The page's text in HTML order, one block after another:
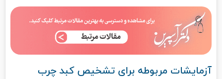
آزمایشات مربوطه برای تشخیص کبد چرب